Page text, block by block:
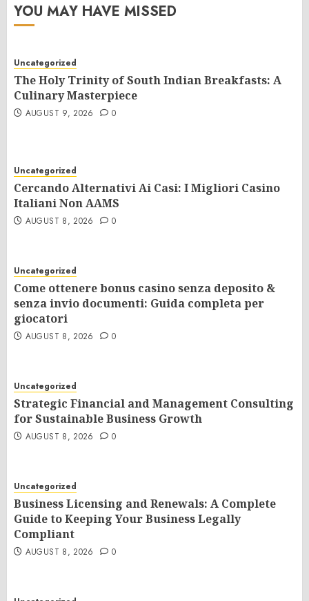
YOU MAY HAVE MISSED
Uncategorized
The Holy Trinity of South Indian Breakfasts: A
Culinary Masterpiece
AUGUST 9, 2026 0
Uncategorized
Cercando Alternativi Ai Casi: I Migliori Casino
Italiani Non AAMS
AUGUST 8, 2026 0
Uncategorized
Come ottenere bonus casino senza deposito &
senza invio documenti: Guida completa per
giocatori
AUGUST 8, 2026 0
Uncategorized
Strategic Financial and Management Consulting
for Sustainable Business Growth
AUGUST 8, 2026 0
Uncategorized
Business Licensing and Renewals: A Complete
Guide to Keeping Your Business Legally
Compliant
AUGUST 8, 2026 0